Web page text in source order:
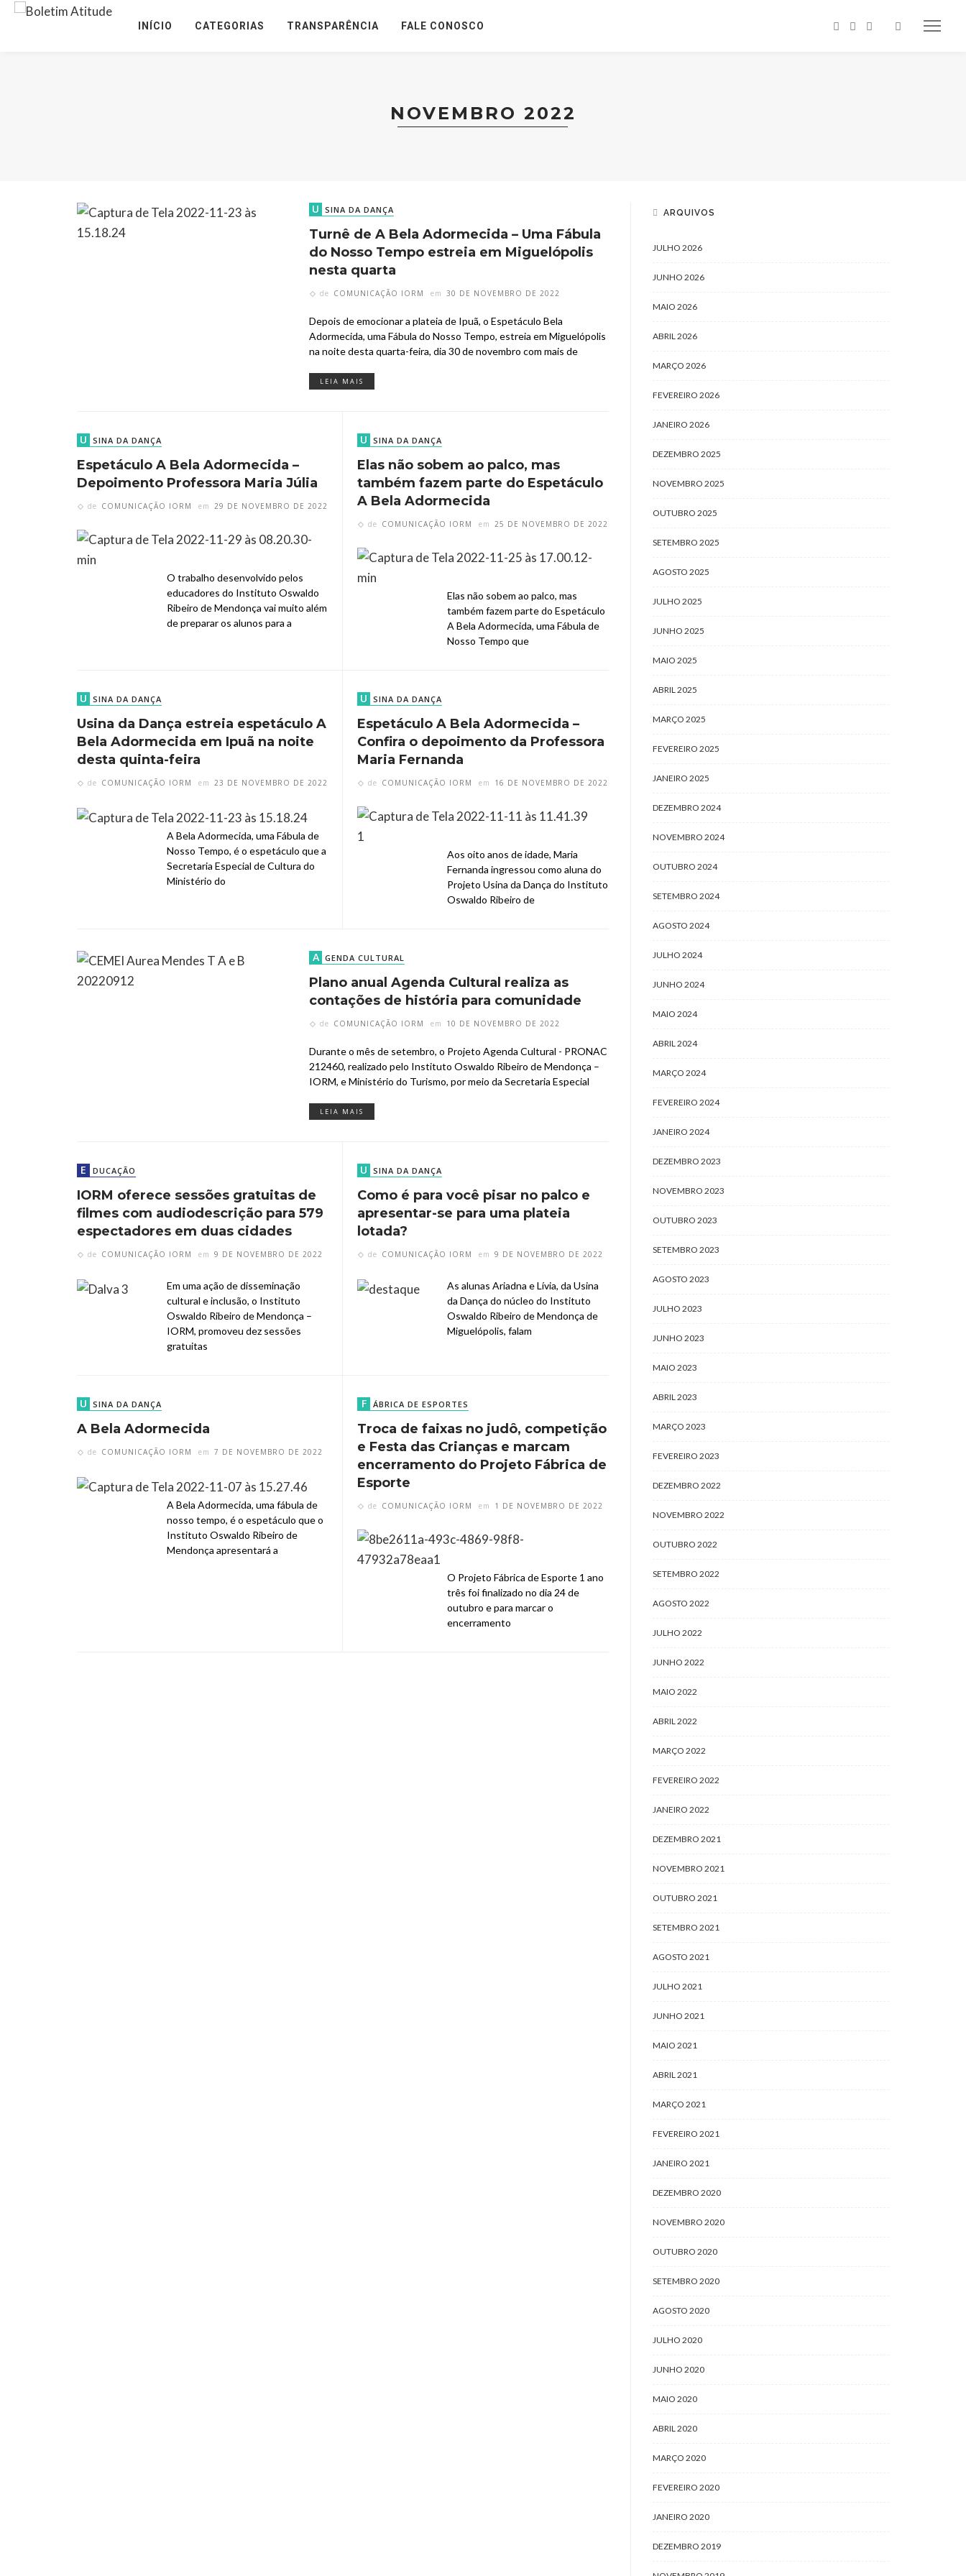
INÍCIO CATEGORIAS TRANSPARÊNCIA FALE CONOSCO
NOVEMBRO 2022
U SINA DA DANÇA
Turnê de A Bela Adormecida – Uma Fábula
do Nosso Tempo estreia em Miguelópolis
nesta quarta
de COMUNICAÇÃO IORM em 30 DE NOVEMBRO DE 2022
Depois de emocionar a plateia de Ipuã, o Espetáculo Bela
Adormecida, uma Fábula do Nosso Tempo, estreia em Miguelópolis
na noite desta quarta-feira, dia 30 de novembro com mais de
LEIA MAIS
U SINA DA DANÇA
Espetáculo A Bela Adormecida –
Depoimento Professora Maria Júlia
de COMUNICAÇÃO IORM em 29 DE NOVEMBRO DE 2022
O trabalho desenvolvido pelos
educadores do Instituto Oswaldo
Ribeiro de Mendonça vai muito além
de preparar os alunos para a
U SINA DA DANÇA
Elas não sobem ao palco, mas
também fazem parte do Espetáculo
A Bela Adormecida
de COMUNICAÇÃO IORM em 25 DE NOVEMBRO DE 2022
Elas não sobem ao palco, mas
também fazem parte do Espetáculo
A Bela Adormecida, uma Fábula de
Nosso Tempo que
U SINA DA DANÇA
Usina da Dança estreia espetáculo A
Bela Adormecida em Ipuã na noite
desta quinta-feira
de COMUNICAÇÃO IORM em 23 DE NOVEMBRO DE 2022
A Bela Adormecida, uma Fábula de
Nosso Tempo, é o espetáculo que a
Secretaria Especial de Cultura do
Ministério do
U SINA DA DANÇA
Espetáculo A Bela Adormecida –
Confira o depoimento da Professora
Maria Fernanda
de COMUNICAÇÃO IORM em 16 DE NOVEMBRO DE 2022
Aos oito anos de idade, Maria
Fernanda ingressou como aluna do
Projeto Usina da Dança do Instituto
Oswaldo Ribeiro de
A GENDA CULTURAL
Plano anual Agenda Cultural realiza as
contações de história para comunidade
de COMUNICAÇÃO IORM em 10 DE NOVEMBRO DE 2022
Durante o mês de setembro, o Projeto Agenda Cultural - PRONAC
212460, realizado pelo Instituto Oswaldo Ribeiro de Mendonça –
IORM, e Ministério do Turismo, por meio da Secretaria Especial
LEIA MAIS
E DUCAÇÃO
IORM oferece sessões gratuitas de
filmes com audiodescrição para 579
espectadores em duas cidades
de COMUNICAÇÃO IORM em 9 DE NOVEMBRO DE 2022
Em uma ação de disseminação
cultural e inclusão, o Instituto
Oswaldo Ribeiro de Mendonça –
IORM, promoveu dez sessões
gratuitas
U SINA DA DANÇA
Como é para você pisar no palco e
apresentar-se para uma plateia
lotada?
de COMUNICAÇÃO IORM em 9 DE NOVEMBRO DE 2022
As alunas Ariadna e Lívia, da Usina
da Dança do núcleo do Instituto
Oswaldo Ribeiro de Mendonça de
Miguelópolis, falam
U SINA DA DANÇA
A Bela Adormecida
de COMUNICAÇÃO IORM em 7 DE NOVEMBRO DE 2022
A Bela Adormecida, uma fábula de
nosso tempo, é o espetáculo que o
Instituto Oswaldo Ribeiro de
Mendonça apresentará a
F ÁBRICA DE ESPORTES
Troca de faixas no judô, competição
e Festa das Crianças e marcam
encerramento do Projeto Fábrica de
Esporte
de COMUNICAÇÃO IORM em 1 DE NOVEMBRO DE 2022
O Projeto Fábrica de Esporte 1 ano
três foi finalizado no dia 24 de
outubro e para marcar o
encerramento
ARQUIVOS
JULHO 2026
JUNHO 2026
MAIO 2026
ABRIL 2026
MARÇO 2026
FEVEREIRO 2026
JANEIRO 2026
DEZEMBRO 2025
NOVEMBRO 2025
OUTUBRO 2025
SETEMBRO 2025
AGOSTO 2025
JULHO 2025
JUNHO 2025
MAIO 2025
ABRIL 2025
MARÇO 2025
FEVEREIRO 2025
JANEIRO 2025
DEZEMBRO 2024
NOVEMBRO 2024
OUTUBRO 2024
SETEMBRO 2024
AGOSTO 2024
JULHO 2024
JUNHO 2024
MAIO 2024
ABRIL 2024
MARÇO 2024
FEVEREIRO 2024
JANEIRO 2024
DEZEMBRO 2023
NOVEMBRO 2023
OUTUBRO 2023
SETEMBRO 2023
AGOSTO 2023
JULHO 2023
JUNHO 2023
MAIO 2023
ABRIL 2023
MARÇO 2023
FEVEREIRO 2023
DEZEMBRO 2022
NOVEMBRO 2022
OUTUBRO 2022
SETEMBRO 2022
AGOSTO 2022
JULHO 2022
JUNHO 2022
MAIO 2022
ABRIL 2022
MARÇO 2022
FEVEREIRO 2022
JANEIRO 2022
DEZEMBRO 2021
NOVEMBRO 2021
OUTUBRO 2021
SETEMBRO 2021
AGOSTO 2021
JULHO 2021
JUNHO 2021
MAIO 2021
ABRIL 2021
MARÇO 2021
FEVEREIRO 2021
JANEIRO 2021
DEZEMBRO 2020
NOVEMBRO 2020
OUTUBRO 2020
SETEMBRO 2020
AGOSTO 2020
JULHO 2020
JUNHO 2020
MAIO 2020
ABRIL 2020
MARÇO 2020
FEVEREIRO 2020
JANEIRO 2020
DEZEMBRO 2019